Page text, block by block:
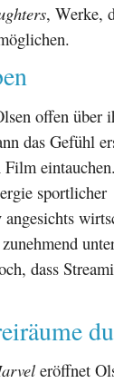
, Werke,
offen über
das Gefühl
Film
sportlicher
dass
eröffnet